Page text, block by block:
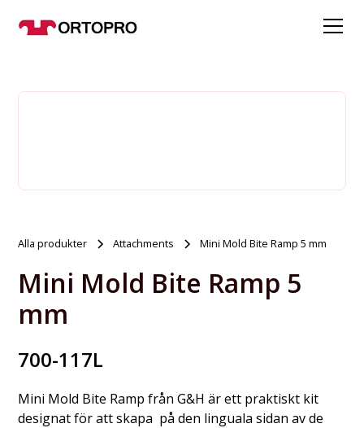
Alla produkter Attachments Mini Mold Bite Ramp 5 mm
Mini Mold Bite Ramp 5
mm
700-117L
Mini Mold Bite Ramp från G&H är ett praktiskt kit
designat för att skapa på den linguala sidan av de